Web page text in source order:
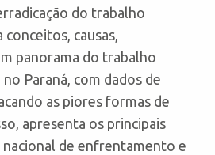
do trabalho
causas,
panorama do trabalho
Paraná, com dados de
as piores formas de
apresenta os principais
nacional de enfrentamento e